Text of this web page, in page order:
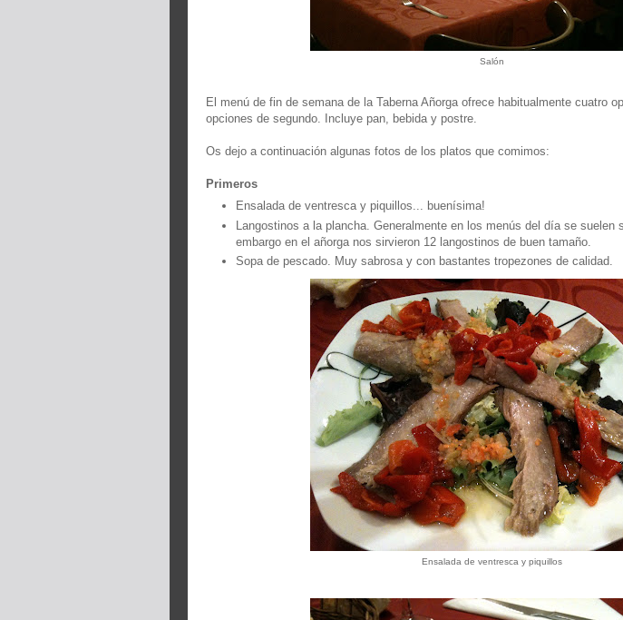
Salón
El menú de fin de semana de la Taberna Añorga ofrece habitualmente cuatro
opciones de segundo. Incluye pan, bebida y postre.
Os dejo a continuación algunas fotos de los platos que comimos:
Primeros
Ensalada de ventresca y piquillos... buenísima!
Langostinos a la plancha. Generalmente en los menús del día se suelen
embargo en el añorga nos sirvieron 12 langostinos de buen tamaño.
Sopa de pescado. Muy sabrosa y con bastantes tropezones de calidad.
Ensalada de ventresca y piquillos